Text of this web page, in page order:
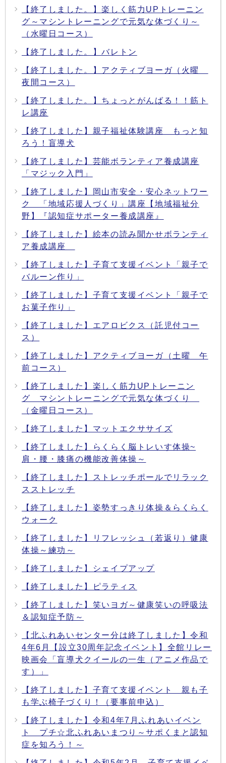
【終了しました。】楽しく筋力UPトレーニン
グ～マシントレーニングで元気な体づくり～
（水曜日コース）
【終了しました。】バレトン
【終了しました。】アクティブヨーガ（火曜
夜間コース）
【終了しました。】ちょっとがんばる！！筋ト
レ講座
【終了しました】親子福祉体験講座 もっと知
ろう！盲導犬
【終了しました】芸能ボランティア養成講座
「マジック入門」
【終了しました】岡山市安全・安心ネットワー
ク 「地域応援人づくり」講座【地域福祉分
野】『認知症サポーター養成講座』
【終了しました】絵本の読み聞かせボランティ
ア養成講座
【終了しました】子育て支援イベント「親子で
バルーン作り」
【終了しました】子育て支援イベント「親子で
お菓子作り」
【終了しました】エアロビクス（託児付コー
ス）
【終了しました】アクティブヨーガ（土曜 午
前コース）
【終了しました】楽しく筋力UPトレーニン
グ マシントレーニングで元気な体づくり
（金曜日コース）
【終了しました】マットエクササイズ
【終了しました】らくらく脳トレいす体操~
肩・腰・膝痛の機能改善体操～
【終了しました】ストレッチポールでリラック
スストレッチ
【終了しました】姿勢すっきり体操＆らくらく
ウォーク
【終了しました】リフレッシュ（若返り）健康
体操～練功～
【終了しました】シェイプアップ
【終了しました】ピラティス
【終了しました】笑いヨガ～健康笑いの呼吸法
＆認知症予防～
【北ふれあいセンター分は終了しました】令和
4年6月【設立30周年記念イベント】全館リレー
映画会「盲導犬クイールの一生（アニメ作品で
す）」
【終了しました】子育て支援イベント 親も子
も学ぶ椅子づくり！（要事前申込）
【終了しました】令和4年7月ふれあいイベン
ト プチ☆北ふれあいまつり～サポくまと認知
症を知ろう！～